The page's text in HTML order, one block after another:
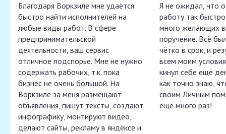
Благодаря Воркзиле мне удаётся
быстро найти исполнителей на
любые виды работ. В сфере
предпринимательской
деятельности, ваш сервис
отличное подспорье. Мне не нужно
содержать рабочих, т.к. пока
бизнес не очень большой. На
Воркзиле за меня размещают
объявления, пишут тексты, создают
инфографику, монтируют видео,
делают сайты, рекламу в яндексе и
Я не ожидал, что
работу так
много желающих
поручение. Всё
чётко в срок, и
всем моим
кинул себе ещё
как точно знаю,
своим Личным
ещё много раз!